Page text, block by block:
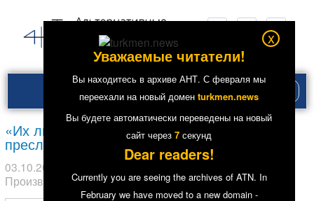
меню
«Их лица были неузнаваемы от побоев». О
преследовании мусульман в Туркменабаде
03.10.2016
Произвол
Религия, Туркменабад 8 13429
x
Уважаемые читатели!
Вы находитесь в архиве АНТ. С февраля мы
переехали на новый доменturkmen.news
Вы будете автоматически переведены на новый
сайт через7 секунд
Dear readers!
Currently you are seeing the archives of ATN. In
February we have moved to a new domain -